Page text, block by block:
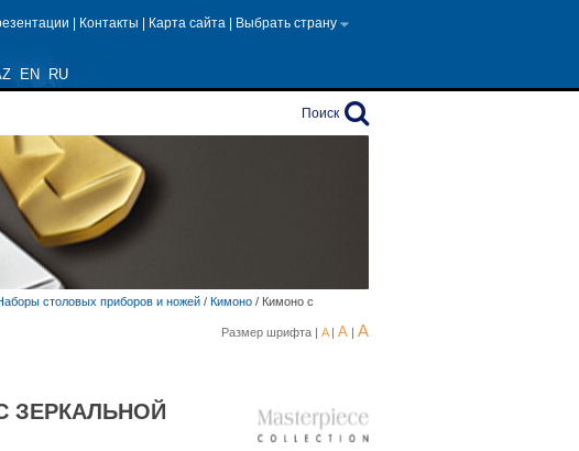
EN RU
Контакты Карта сайта Выбрать страну
Поиск
столовых приборов и ножей / Кимоно / Кимоно с
Размер шрифта | A | A | A
ЗЕРКАЛЬНОЙ